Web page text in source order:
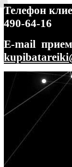
Телефон
490-64-16
E-mail
Перейти
навигации
Перейти
содержимому